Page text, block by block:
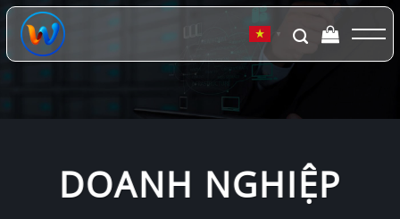
Chuyển
đến
dung
▼
DOANH NGHIỆP